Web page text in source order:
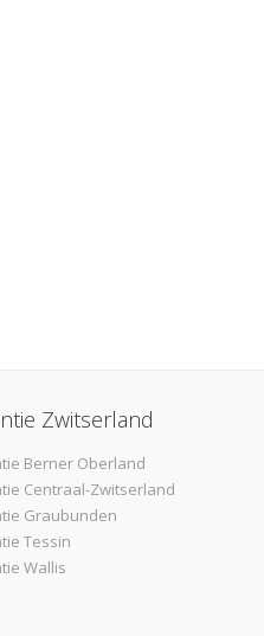
Zwitserland
Berner Oberland
Centraal-Zwitserland
Graubunden
Tessin
Wallis